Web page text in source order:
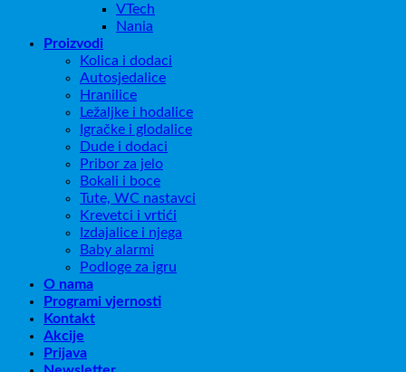
VTech
Nania
Proizvodi
Kolica i dodaci
Autosjedalice
Hranilice
Ležaljke i hodalice
Igračke i glodalice
Dude i dodaci
Pribor za jelo
Bokali i boce
Tute, WC nastavci
Krevetci i vrtići
Izdajalice i njega
Baby alarmi
Podloge za igru
O nama
Programi vjernosti
Kontakt
Akcije
Prijava